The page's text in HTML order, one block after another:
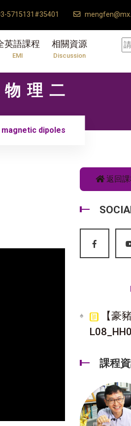
5715131#35401
英語課程
EMI
相關資源
Discussion
理二
magnetic dipoles
返回課
【豪
課程